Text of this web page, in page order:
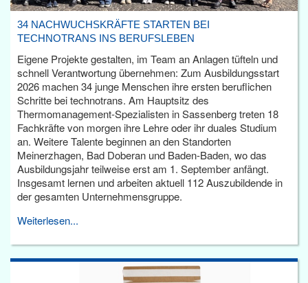
34 NACHWUCHSKRÄFTE STARTEN BEI
TECHNOTRANS INS BERUFSLEBEN
Eigene Projekte gestalten, im Team an Anlagen tüfteln und
schnell Verantwortung übernehmen: Zum Ausbildungsstart
2026 machen 34 junge Menschen ihre ersten beruflichen
Schritte bei technotrans. Am Hauptsitz des
Thermomanagement-Spezialisten in Sassenberg treten 18
Fachkräfte von morgen ihre Lehre oder ihr duales Studium
an. Weitere Talente beginnen an den Standorten
Meinerzhagen, Bad Doberan und Baden-Baden, wo das
Ausbildungsjahr teilweise erst am 1. September anfängt.
Insgesamt lernen und arbeiten aktuell 112 Auszubildende in
der gesamten Unternehmensgruppe.
Weiterlesen...